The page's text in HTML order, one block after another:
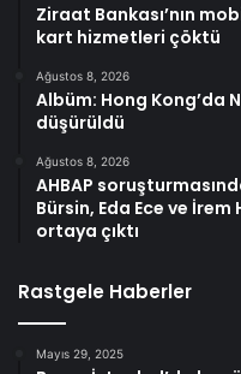
Ziraat Bankası’nın
kart hizmetleri çöktü
Ağustos 8, 2026
Albüm: Hong Kong’da
düşürüldü
Ağustos 8, 2026
AHBAP
Bürsin, Eda Ece ve İrem
ortaya çıktı
Rastgele Haberler
Mayıs 29, 2025